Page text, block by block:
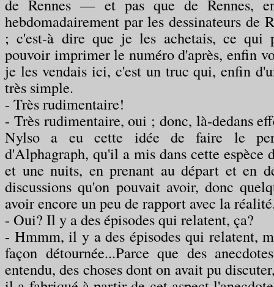
de Rennes — et pas que de Rennes,
hebdomadairement par les dessinateurs de
; c'est-à dire que je les achetais, ce qui
pouvoir imprimer le numéro d'après, enfin
je les vendais ici, c'est un truc qui, enfin
très simple.
- Très rudimentaire!
- Très rudimentaire, oui ; donc, là-dedans
Nylso a eu cette idée de faire le
d'Alphagraph, qu'il a mis dans cette espèce
et une nuits, en prenant au départ et en
discussions qu'on pouvait avoir, donc
avoir encore un peu de rapport avec la
- Oui? Il y a des épisodes qui relatent, ça?
- Hmmm, il y a des épisodes qui relatent,
façon détournée...Parce que des
entendu, des choses dont on avait pu